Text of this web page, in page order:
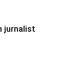
jurnalist